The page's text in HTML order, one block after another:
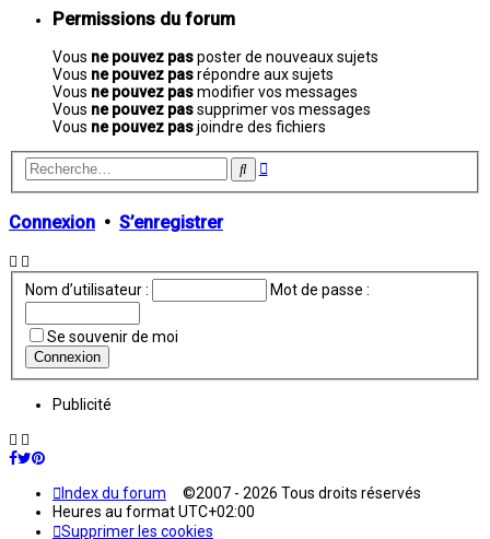
Permissions du forum
Vous ne pouvez pasposter de nouveaux sujets
Vous ne pouvez pasrépondre aux sujets
Vous ne pouvez pasmodifier vos messages
Vous ne pouvez passupprimer vos messages
Vous ne pouvez pasjoindre des fichiers
Rechercher
Recherche
Connexion • S’enregistrer
Nom d’utilisateur : Mot de passe :
Se souvenir de moi
Publicité
Index du forum ©2007 - 2026 Tous droits réservés
Heures au formatUTC+02:00
Supprimer les cookies